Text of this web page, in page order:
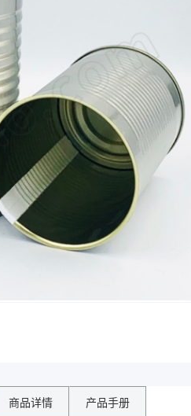
、104、113、110、63、65
罐高mm63、口径mm72.9,
商品详情 产品手册